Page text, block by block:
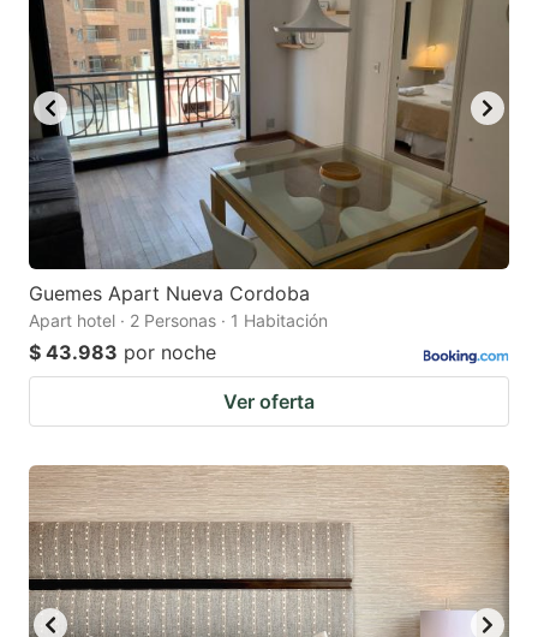
Guemes Apart Nueva Cordoba
Apart hotel · 2 Personas · 1 Habitación
$ 43.983 por noche
Ver oferta